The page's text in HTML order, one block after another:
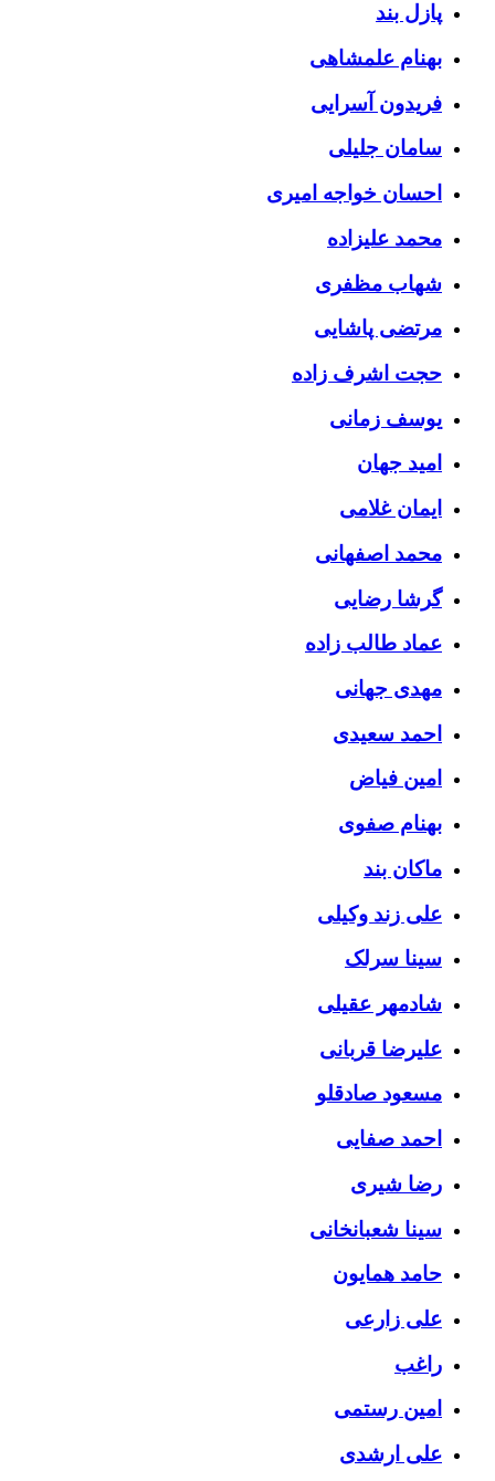
پازل بند
بهنام علمشاهی
فریدون آسرایی
سامان جلیلی
احسان خواجه امیری
محمد علیزاده
شهاب مظفری
مرتضی پاشایی
حجت اشرف زاده
یوسف زمانی
امید جهان
ایمان غلامی
محمد اصفهانی
گرشا رضایی
عماد طالب زاده
مهدی جهانی
احمد سعیدی
امین فیاض
بهنام صفوی
ماکان بند
علی زند وکیلی
سینا سرلک
شادمهر عقیلی
علیرضا قربانی
مسعود صادقلو
احمد صفایی
رضا شیری
سینا شعبانخانی
حامد همایون
علی زارعی
راغب
امین رستمی
علی ارشدی